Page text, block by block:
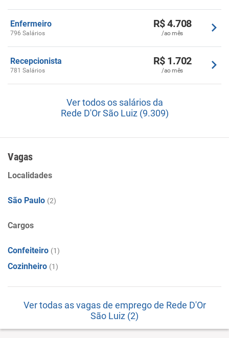
Enfermeiro
796 Salários
R$ 4.708
/ao mês
Recepcionista
781 Salários
R$ 1.702
/ao mês
Ver todos os salários da
Rede D'Or São Luiz (9.309)
Vagas
Localidades
São Paulo (2)
Cargos
Confeiteiro (1)
Cozinheiro (1)
Ver todas as vagas de emprego de Rede D'Or
São Luiz (2)